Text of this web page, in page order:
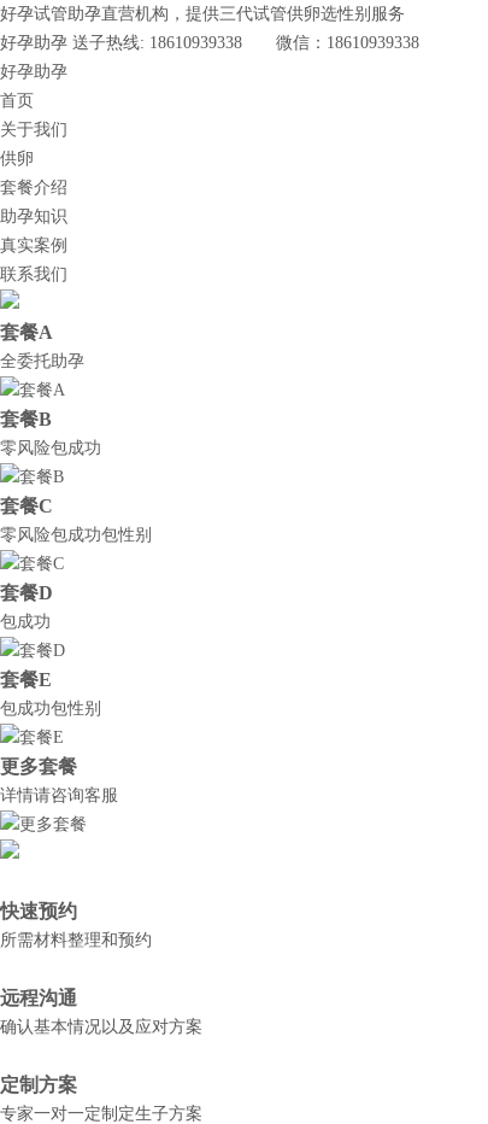
好孕试管助孕直营机构，提供三代试管供卵选性别服务
好孕助孕 送子热线: 18610939338 微信：18610939338
好孕助孕
首页
关于我们
供卵
套餐介绍
助孕知识
真实案例
联系我们
套餐A
全委托助孕
套餐B
零风险包成功
套餐C
零风险包成功包性别
套餐D
包成功
套餐E
包成功包性别
更多套餐
详情请咨询客服
快速预约
所需材料整理和预约
远程沟通
确认基本情况以及应对方案
定制方案
专家一对一定制定生子方案